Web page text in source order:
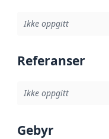
Ikke oppgitt
Referanser
Ikke oppgitt
Gebyr